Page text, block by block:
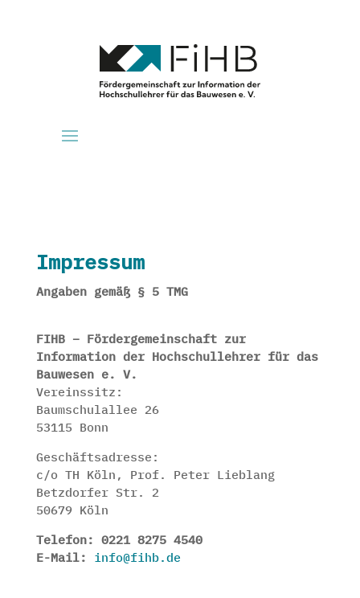
Impressum
Angaben gemäß § 5 TMG
FIHB – Fördergemeinschaft zur
Information der Hochschullehrer für das
Bauwesen e. V.
Vereinssitz:
Baumschulallee 26
53115 Bonn
Geschäftsadresse:
c/o TH Köln, Prof. Peter Lieblang
Betzdorfer Str. 2
50679 Köln
Telefon: 0221 8275 4540
E-Mail:
info@fihb.de